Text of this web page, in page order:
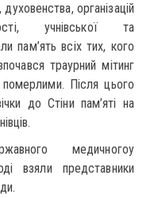
організацій
учнівської та
пам’ять всіх тих, кого
траурний мітинг
Після цього
до Стіни пам’яті на
медичногоу
взяли представники